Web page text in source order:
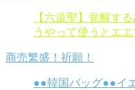
【六道聖】覚醒す
うやって使うとエ
商売繁盛！祈願！
●●韓国バッグ●●イ